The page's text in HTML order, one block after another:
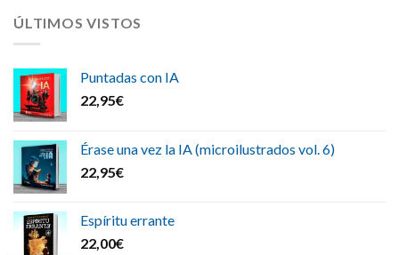
ÚLTIMOS VISTOS
Puntadas con IA
22,95€
Érase una vez la IA (microilustrados vol. 6)
22,95€
Espíritu errante
22,00€